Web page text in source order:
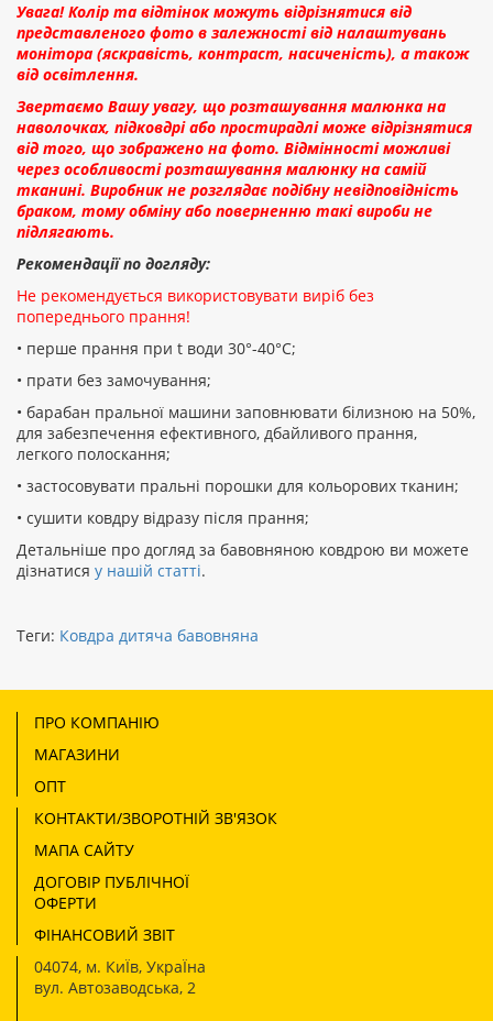
Увага! Колір та відтінок можуть відрізнятися від
представленого фото в залежності від налаштувань
монітора (яскравість, контраст, насиченість), а також
від освітлення.
Звертаємо Вашу увагу, що розташування малюнка на
наволочках, підковдрі або простирадлі може відрізнятися
від того, що зображено на фото. Відмінності можливі
через особливості розташування малюнку на самій
тканині. Виробник не розглядає подібну невідповідність
браком, тому обміну або поверненню такі вироби не
підлягають.
Рекомендації по догляду:
Не рекомендується використовувати виріб без
попереднього прання!
• перше прання при t води 30°-40°C;
• прати без замочування;
• барабан пральної машини заповнювати білизною на 50%,
для забезпечення ефективного, дбайливого прання,
легкого полоскання;
• застосовувати пральні порошки для кольорових тканин;
• сушити ковдру відразу після прання;
Детальніше про догляд за бавовняною ковдрою ви можете
дізнатися у нашій статті.
Теги: Ковдра дитяча бавовняна
ПРО КОМПАНІЮ
МАГАЗИНИ
ОПТ
КОНТАКТИ/ЗВОРОТНІЙ ЗВ'ЯЗОК
МАПА САЙТУ
ДОГОВІР ПУБЛІЧНОЇ
ОФЕРТИ
ФІНАНСОВИЙ ЗВІТ
04074, м. КиЇв, УкраЇна
вул. Автозаводська, 2